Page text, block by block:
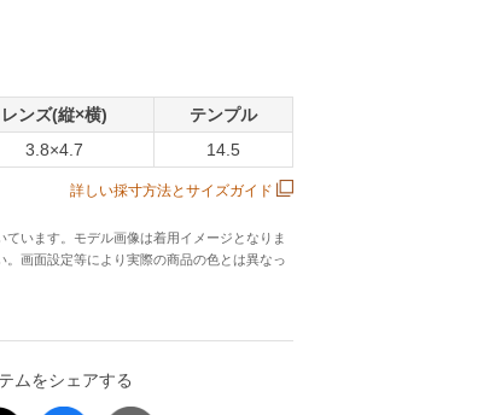
レンズ(縦×横)
テンプル
3.8×4.7 14.5
詳しい採寸方法とサイズガイド
います。モデル画像は着用イメージとなりま
画面設定等により実際の商品の色とは異なっ
ムをシェアする